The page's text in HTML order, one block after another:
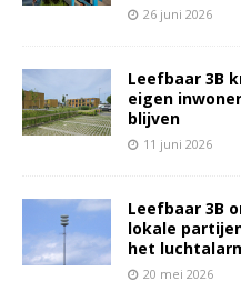
26 juni 2026
Leefbaar 3B
eigen
blijven
11 juni 2026
Leefbaar 3B
lokale
het
20 mei 2026